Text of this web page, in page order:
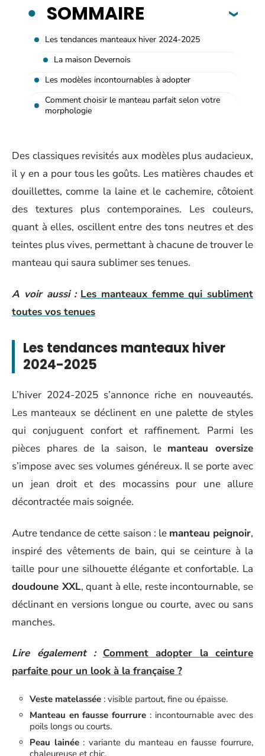
SOMMAIRE
Les tendances manteaux hiver 2024-2025
La maison Devernois
Les modèles incontournables à adopter
Comment choisir le manteau parfait selon votre
morphologie
Des classiques revisités aux modèles plus audacieux,
il y en a pour tous les goûts. Les matières chaudes et
douillettes, comme la laine et le cachemire, côtoient
des textures plus contemporaines. Les couleurs,
quant à elles, oscillent entre des tons neutres et des
teintes plus vives, permettant à chacune de trouver le
manteau qui saura sublimer ses tenues.
A voir aussi : Les manteaux femme qui subliment
toutes vos tenues
Les tendances manteaux hiver
2024-2025
L’hiver 2024-2025 s’annonce riche en nouveautés.
Les manteaux se déclinent en une palette de styles
qui conjuguent confort et raffinement. Parmi les
pièces phares de la saison, le manteau oversize
s’impose avec ses volumes généreux. Il se porte avec
un jean droit et des mocassins pour une allure
décontractée mais soignée.
Autre tendance de cette saison : le manteau peignoir,
inspiré des vêtements de bain, qui se ceinture à la
taille pour une silhouette élégante et confortable. La
doudoune XXL, quant à elle, reste incontournable, se
déclinant en versions longue ou courte, avec ou sans
manches.
Lire également : Comment adopter la ceinture
parfaite pour un look à la française ?
Veste matelassée : visible partout, fine ou épaisse.
Manteau en fausse fourrure : incontournable avec des
poils longs ou courts.
Peau lainée: variante du manteau en fausse fourrure,
chaleureuse et chic.